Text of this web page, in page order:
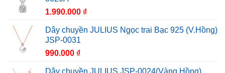
1.990.000 ₫
Dây chuyền JULIUS Ngọc trai Bạc 925 (V.Hồng)
JSP-0031
990.000 ₫